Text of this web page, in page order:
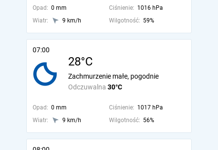
Opad: 0 mm Ciśnienie: 1016 hPa
Wiatr:
9 km/h Wilgotność: 59%
07:00
28°C
Odczuwalna 30°C
Zachmurzenie małe, pogodnie
Opad: 0 mm Ciśnienie: 1017 hPa
Wiatr:
9 km/h Wilgotność: 56%